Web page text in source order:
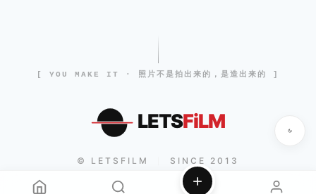
[ YOU MAKE IT · 照片不是拍出来的，是造出来的 ]
LETSFiLM
© LETSFILM SINCE 2013